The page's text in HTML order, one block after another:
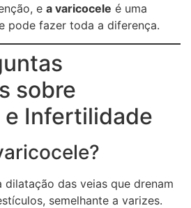
e a varicocele é uma
pode fazer toda a diferença.
sobre
e Infertilidade
dilatação das veias que drenam
semelhante a varizes.